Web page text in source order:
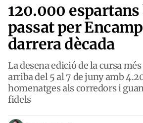
120.000
passat per
darrera dècada
La desena edició de la cursa
arriba del 5 al 7 de juny amb
homenatges als corredors i
fidels